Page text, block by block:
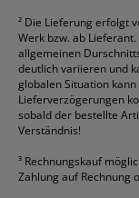
² Die Lieferung erfolgt
Werk bzw. ab
allgemeinen
deutlich variieren und
globalen Situation
Lieferverzögerungen
sobald der bestellte
Verständnis!
³ Rechnungskauf
Zahlung auf Rechnung